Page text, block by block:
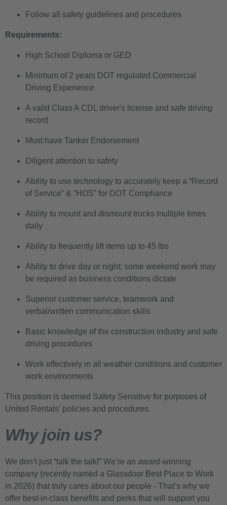
Follow all safety guidelines and procedures
Requirements:
High School Diploma or GED
Minimum of 2 years DOT regulated Commercial
Driving Experience
A valid Class A CDL driver's license and safe driving
record
Must have Tanker Endorsement
Diligent attention to safety
Ability to use technology to accurately keep a “Record
of Service” & “HOS” for DOT Compliance
Ability to mount and dismount trucks multiple times
daily
Ability to frequently lift items up to 45 lbs
Ability to drive day or night; some weekend work may
be required as business conditions dictate
Superior customer service, teamwork and
verbal/written communication skills
Basic knowledge of the construction industry and safe
driving procedures
Work effectively in all weather conditions and customer
work environments
This position is deemed Safety Sensitive for purposes of
United Rentals’ policies and procedures.
Why join us?
We don’t just “talk the talk!” We’re an award-winning
company (recently named a Glassdoor Best Place to Work
in 2026) that truly cares about our people - That’s why we
offer best-in-class benefits and perks that will support you